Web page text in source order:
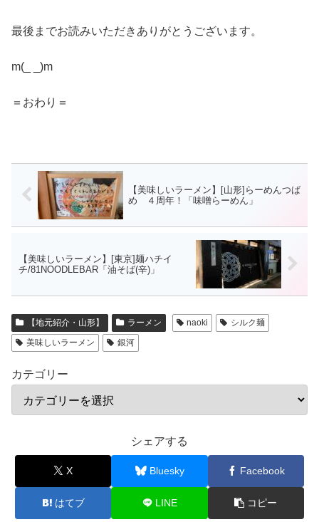
最後までお読みいただきありがとうございます。
m(_ _)m
＝おわり＝
【美味しいラーメン】[山形]らーめんつば
め ４周年！「味噌らーめん」
【美味しいラーメン】[東京]麺ハチイ
チ/81NOODLEBAR「油そば(辛)」
【地元紹介・山形】 ラーメン naoki
シルク麺
美味しいラーメン
銀河
カテゴリー
シェアする
X Bluesky Facebook
はてブ LINE コピー